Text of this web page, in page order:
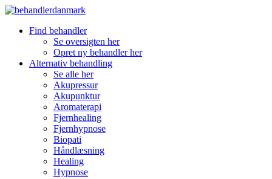
Find behandler
Se oversigten her
Opret ny behandler her
Alternativ behandling
Se alle her
Akupressur
Akupunktur
Aromaterapi
Fjernhealing
Fjernhypnose
Biopati
Håndlæsning
Healing
Hypnose